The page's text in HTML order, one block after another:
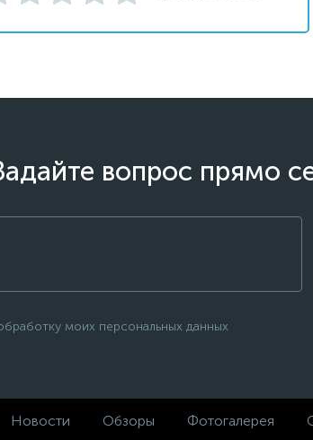
вопрос прямо
моих персональных данных
Новости Обзоры Фотогалерея